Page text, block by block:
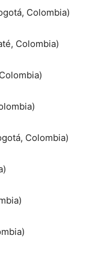
Colombia)
Colombia)
Colombia)